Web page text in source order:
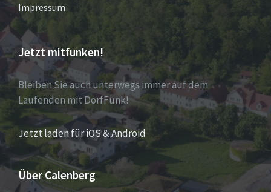
Impressum
Jetzt mitfunken!
Bleiben Sie auch unterwegs immer auf dem
Laufenden mit DorfFunk!
Jetzt laden für iOS & Android
Über Calenberg